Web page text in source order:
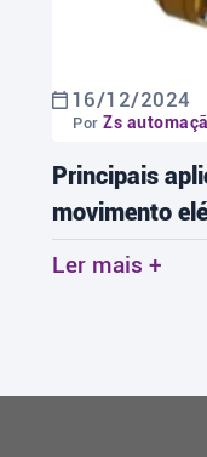
16/12/2024
Por Zs
Principais
movimento
Ler mais +